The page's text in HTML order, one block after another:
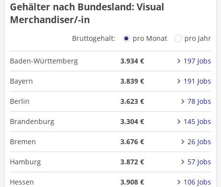
Gehälter nach Bundesland: Visual
Merchandiser/-in
Bruttogehalt: pro Monat pro Jahr
Baden-Württemberg 3.934 € 197 Jobs
Bayern 3.839 € 191 Jobs
Berlin 3.623 € 78 Jobs
Brandenburg 3.304 € 145 Jobs
Bremen 3.676 € 26 Jobs
Hamburg 3.872 € 57 Jobs
Hessen 3.908 € 106 Jobs